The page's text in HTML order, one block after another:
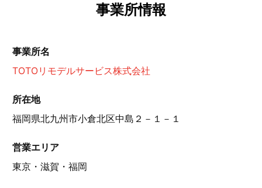
事業所情報
事業所名
TOTOリモデルサービス株式会社
所在地
福岡県北九州市小倉北区中島２－１－１
営業エリア
東京・滋賀・福岡